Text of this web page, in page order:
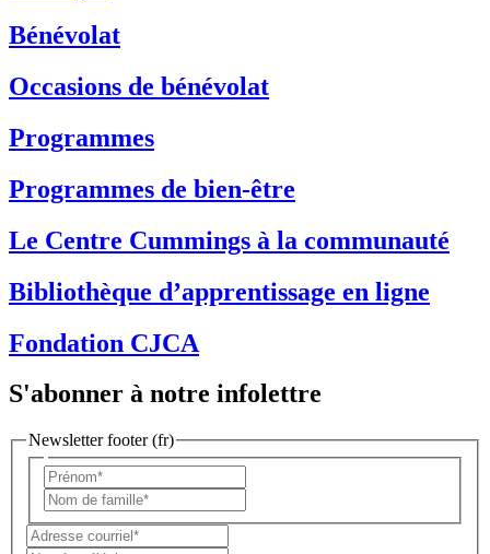
Bénévolat
Occasions de bénévolat
Programmes
Programmes de bien-être
Le Centre Cummings à la communauté
Bibliothèque d’apprentissage en ligne
Fondation CJCA
S'abonner à notre infolettre
Newsletter footer (fr)